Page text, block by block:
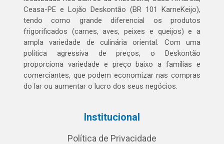
Ceasa-PE e Lojão Deskontão (BR 101 KarneKeijo),
tendo como grande diferencial os produtos
frigorificados (carnes, aves, peixes e queijos) e a
ampla variedade de culinária oriental. Com uma
política agressiva de preços, o Deskontão
proporciona variedade e preço baixo a famílias e
comerciantes, que podem economizar nas compras
do lar ou aumentar o lucro dos seus negócios.
Institucional
Política de Privacidade